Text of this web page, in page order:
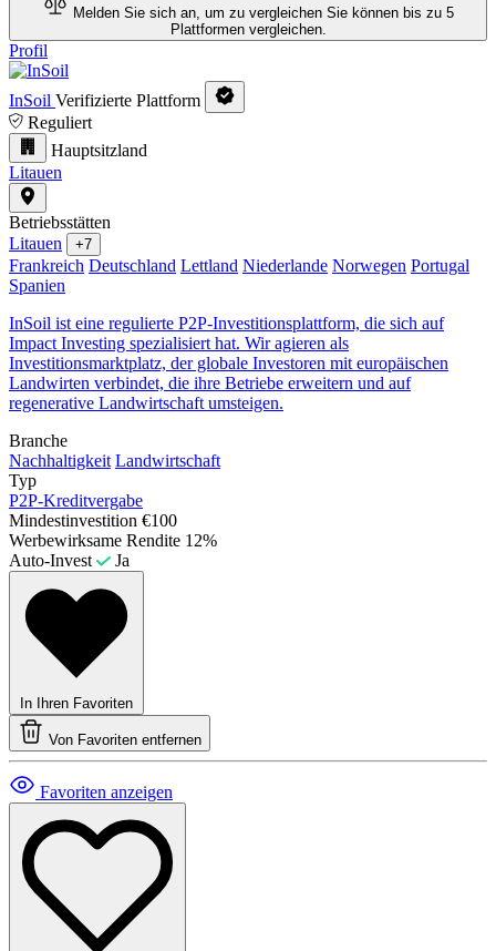
Melden Sie sich an, um zu vergleichen Sie können bis zu 5
Plattformen vergleichen.
Profil
InSoil Verifizierte Plattform
Reguliert
Hauptsitzland
Litauen
Betriebsstätten
Litauen
+7
Frankreich Deutschland Lettland Niederlande Norwegen Portugal
Spanien
InSoil ist eine regulierte P2P-Investitionsplattform, die sich auf
Impact Investing spezialisiert hat. Wir agieren als
Investitionsmarktplatz, der globale Investoren mit europäischen
Landwirten verbindet, die ihre Betriebe erweitern und auf
regenerative Landwirtschaft umsteigen.
Branche
Nachhaltigkeit Landwirtschaft
Typ
P2P-Kreditvergabe
Mindestinvestition €100
Werbewirksame Rendite 12%
Auto-Invest
Ja
In Ihren Favoriten
Von Favoriten entfernen
Favoriten anzeigen